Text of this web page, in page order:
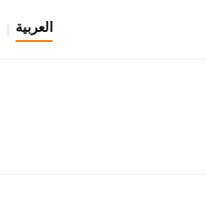
العربية